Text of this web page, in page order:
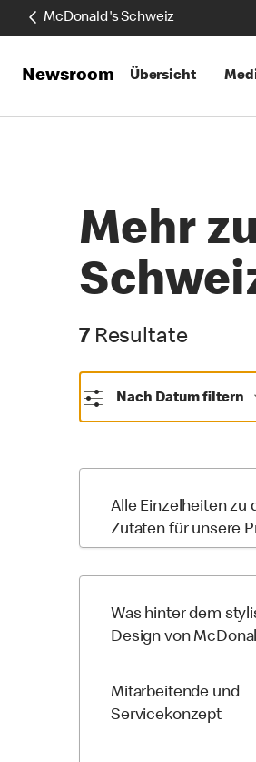
McDonald's Schweiz
Newsroom Übersicht
Mehr
7 Resultate7
Nach Datum filtern
Alle Einzelheiten zu
Zutaten für unsere
Was hinter dem
Design von
Mitarbeitende und
Servicekonzept